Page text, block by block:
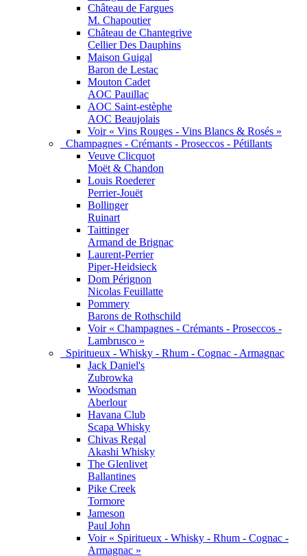
Château de Fargues
M. Chapoutier
Château de Chantegrive
Cellier Des Dauphins
Maison Guigal
Baron de Lestac
Mouton Cadet
AOC Pauillac
AOC Saint-estèphe
AOC Beaujolais
Voir « Vins Rouges - Vins Blancs & Rosés »
Champagnes - Crémants - Proseccos - Pétillants
Veuve Clicquot
Moët & Chandon
Louis Roederer
Perrier-Jouët
Bollinger
Ruinart
Taittinger
Armand de Brignac
Laurent-Perrier
Piper-Heidsieck
Dom Pérignon
Nicolas Feuillatte
Pommery
Barons de Rothschild
Voir « Champagnes - Crémants - Proseccos -
Lambrusco »
Spiritueux - Whisky - Rhum - Cognac - Armagnac
Jack Daniel's
Zubrowka
Woodsman
Aberlour
Havana Club
Scapa Whisky
Chivas Regal
Akashi Whisky
The Glenlivet
Ballantines
Pike Creek
Tormore
Jameson
Paul John
Voir « Spiritueux - Whisky - Rhum - Cognac -
Armagnac »